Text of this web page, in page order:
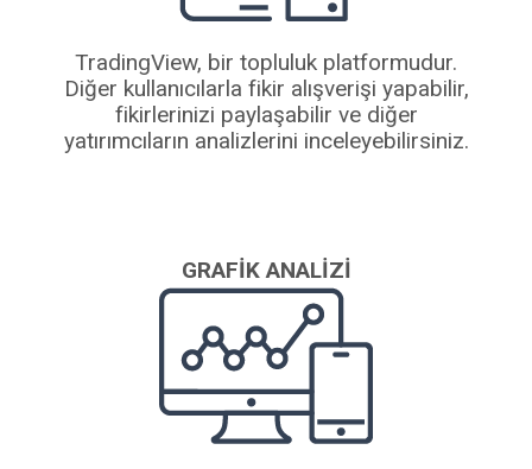
TradingView, bir topluluk platformudur.
Diğer kullanıcılarla fikir alışverişi yapabilir,
fikirlerinizi paylaşabilir ve diğer
yatırımcıların analizlerini inceleyebilirsiniz.
GRAFIK ANALIZI